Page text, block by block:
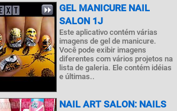
GEL MANICURE NAIL
SALON 1J
Este aplicativo contém várias
imagens de gel de manicure.
Você pode exibir imagens
diferentes com vários projetos na
lista de galeria. Ele contém idéias
e últimas..
NAIL ART SALON: NAILS